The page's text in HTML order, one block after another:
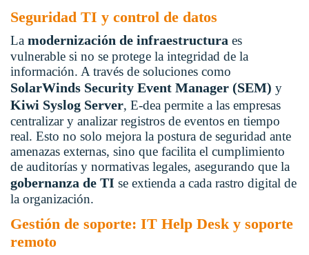
Seguridad TI y control de datos
La modernización de infraestructura es
vulnerable si no se protege la integridad de la
información. A través de soluciones como
SolarWinds Security Event Manager (SEM) y
Kiwi Syslog Server, E-dea permite a las empresas
centralizar y analizar registros de eventos en tiempo
real. Esto no solo mejora la postura de seguridad ante
amenazas externas, sino que facilita el cumplimiento
de auditorías y normativas legales, asegurando que la
gobernanza de TI se extienda a cada rastro digital de
la organización.
Gestión de soporte: IT Help Desk y soporte
remoto